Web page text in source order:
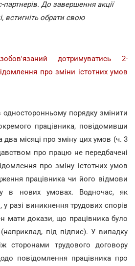
партнерів. До завершення акції
встигніть обрати свою
дотримуватись 2-
про зміни істотних умов
порядку змінити
працівника, повідомивши
два місяці про зміну цих умов (ч. 3
про працю не передбачені
про зміну істотних умов
працівника чи його відмови
в нових умовах. Водночас, як
разі виникнення трудових спорів
мати докази, що працівника було
під підпис). У випадку
сторонами трудового договору
повідомлення працівника про